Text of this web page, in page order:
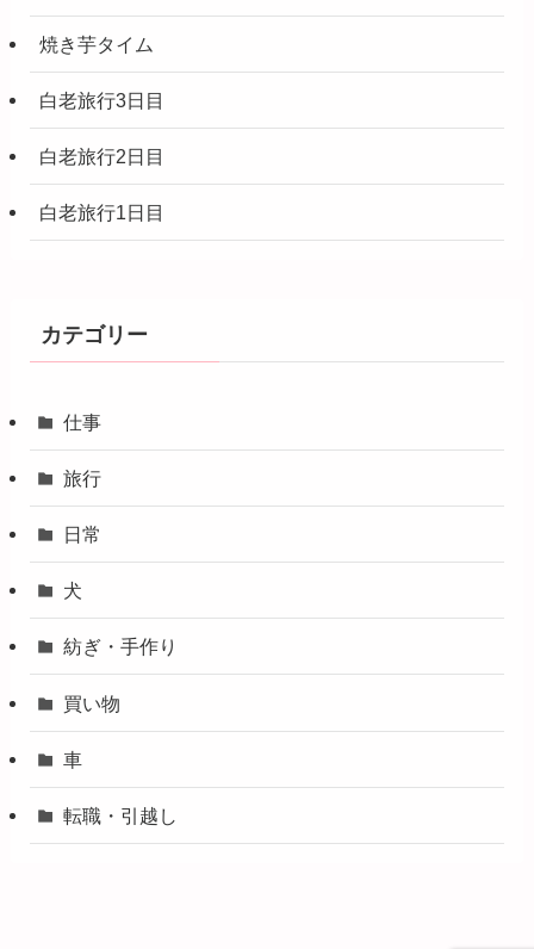
焼き芋タイム
白老旅行3日目
白老旅行2日目
白老旅行1日目
カテゴリー
仕事
旅行
日常
犬
紡ぎ・手作り
買い物
車
転職・引越し